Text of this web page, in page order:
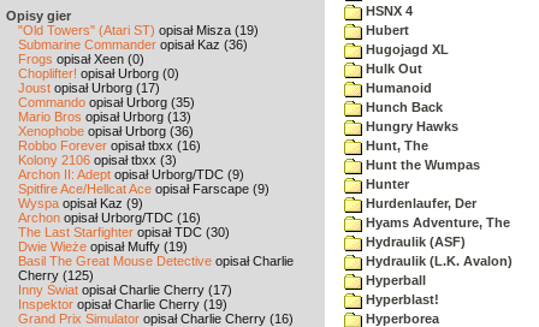
Opisy gier
"Old Towers" (Atari ST) opisał Misza (19)
Submarine Commander opisał Kaz (36)
Frogs opisał Xeen (0)
Choplifter! opisał Urborg (0)
Joust opisał Urborg (17)
Commando opisał Urborg (35)
Mario Bros opisał Urborg (13)
Xenophobe opisał Urborg (36)
Robbo Forever opisał tbxx (16)
Kolony 2106 opisał tbxx (3)
Archon II: Adept opisał Urborg/TDC (9)
Spitfire Ace/Hellcat Ace opisał Farscape (9)
Wyspa opisał Kaz (9)
Archon opisał Urborg/TDC (16)
The Last Starfighter opisał TDC (30)
Dwie Wieże opisał Muffy (19)
Basil The Great Mouse Detective opisał Charlie
Cherry (125)
Inny Świat opisał Charlie Cherry (17)
Inspektor opisał Charlie Cherry (19)
Grand Prix Simulator opisał Charlie Cherry (16)
HSNX 4
Hubert
Hugojagd XL
Hulk Out
Humanoid
Hunch Back
Hungry Hawks
Hunt, The
Hunt the Wumpas
Hunter
Hurdenlaufer, Der
Hyams Adventure, The
Hydraulik (ASF)
Hydraulik (L.K. Avalon)
Hyperball
Hyperblast!
Hyperborea